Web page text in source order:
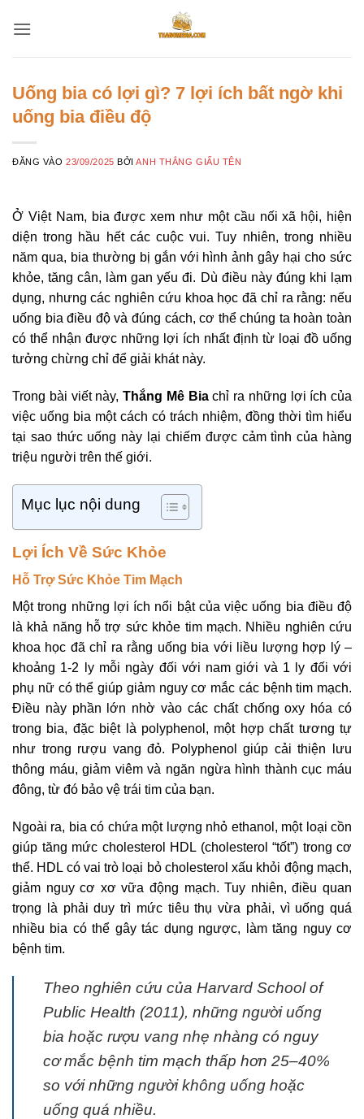
qua
Uống bia có lợi gì? 7 lợi ích bất ngờ khi
uống bia điều độ
ĐĂNG VÀO23/09/2025 BỞIANH THẮNG GIẤU TÊN
Ở Việt Nam, bia được xem như một cầu nối xã hội, hiện
diện trong hầu hết các cuộc vui. Tuy nhiên, trong nhiều
năm qua, bia thường bị gắn với hình ảnh gây hại cho sức
khỏe, tăng cân, làm gan yếu đi. Dù điều này đúng khi lạm
dụng, nhưng các nghiên cứu khoa học đã chỉ ra rằng: nếu
uống bia điều độ và đúng cách, cơ thể chúng ta hoàn toàn
có thể nhận được những lợi ích nhất định từ loại đồ uống
tưởng chừng chỉ để giải khát này.
Trong bài viết này, Thắng Mê Biachỉ ra những lợi ích của
việc uống bia một cách có trách nhiệm, đồng thời tìm hiểu
tại sao thức uống này lại chiếm được cảm tình của hàng
triệu người trên thế giới.
Mục lục nội dung
Lợi Ích Về Sức Khỏe
Hỗ Trợ Sức Khỏe Tim Mạch
Một trong những lợi ích nổi bật của việc uống bia điều độ
là khả năng hỗ trợ sức khỏe tim mạch. Nhiều nghiên cứu
khoa học đã chỉ ra rằng uống bia với liều lượng hợp lý –
khoảng 1-2 ly mỗi ngày đối với nam giới và 1 ly đối với
phụ nữ có thể giúp giảm nguy cơ mắc các bệnh tim mạch.
Điều này phần lớn nhờ vào các chất chống oxy hóa có
trong bia, đặc biệt là polyphenol, một hợp chất tương tự
như trong rượu vang đỏ. Polyphenol giúp cải thiện lưu
thông máu, giảm viêm và ngăn ngừa hình thành cục máu
đông, từ đó bảo vệ trái tim của bạn.
Ngoài ra, bia có chứa một lượng nhỏ ethanol, một loại cồn
giúp tăng mức cholesterol HDL (cholesterol “tốt”) trong cơ
thể. HDL có vai trò loại bỏ cholesterol xấu khỏi động mạch,
giảm nguy cơ xơ vữa động mạch. Tuy nhiên, điều quan
trọng là phải duy trì mức tiêu thụ vừa phải, vì uống quá
nhiều bia có thể gây tác dụng ngược, làm tăng nguy cơ
bệnh tim.
Theo nghiên cứu của Harvard School of
Public Health (2011), những người uống
bia hoặc rượu vang nhẹ nhàng có nguy
cơ mắc bệnh tim mạch thấp hơn 25–40%
so với những người không uống hoặc
uống quá nhiều.